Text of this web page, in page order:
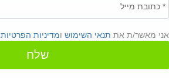
אני מאשר/ת את תנאי השימוש ומדיניות הפרטיות
שלח